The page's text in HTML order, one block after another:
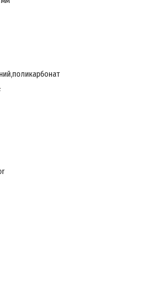
,поликарбонат